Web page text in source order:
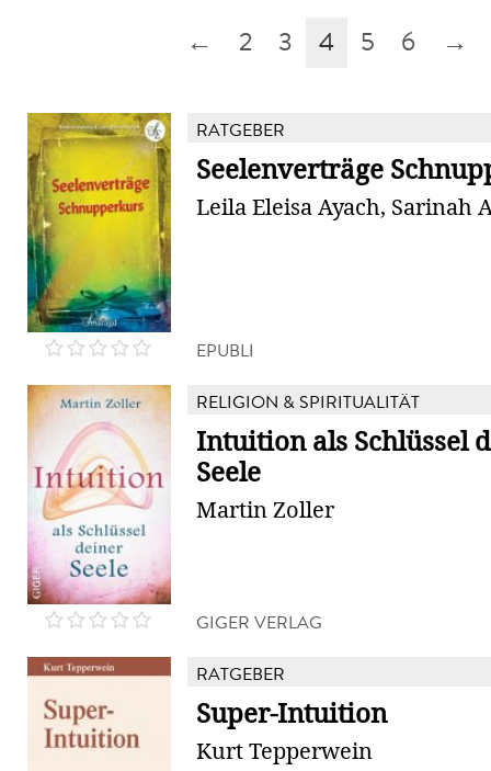
← 2 3 4 5 6 →
RATGEBER
Seelenverträge
Leila Eleisa Ayach, Sarinah
EPUBLI
RELIGION & SPIRITUALITÄT
Intuition als Schlüssel
Seele
Martin Zoller
GIGER VERLAG
RATGEBER
Super-Intuition
Kurt Tepperwein